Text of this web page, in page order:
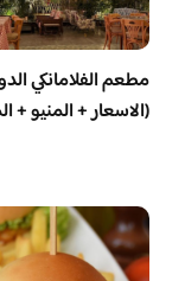
مطعم الفلامانكي
(الاسعار + المنيو +